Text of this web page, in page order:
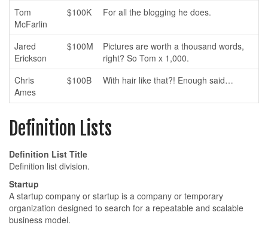
Tom
McFarlin
$100K For all the blogging he does.
Jared
Erickson
$100M
Pictures are worth a thousand words,
right? So Tom x 1,000.
Chris
Ames
$100B With hair like that?! Enough said…
Definition Lists
Definition List Title
Definition list division.
Startup
A startup company or startup is a company or temporary
organization designed to search for a repeatable and scalable
business model.